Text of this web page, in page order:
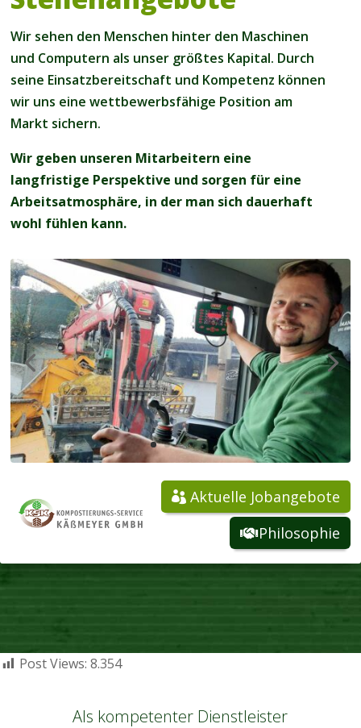
Wir sehen den Menschen hinter den Maschinen
und Computern als unser größtes Kapital. Durch
seine Einsatzbereitschaft und Kompetenz können
wir uns eine wettbewerbsfähige Position am
Markt sichern.
Wir geben unseren Mitarbeitern eine
langfristige Perspektive und sorgen für eine
Arbeitsatmosphäre, in der man sich dauerhaft
wohl fühlen kann.
Aktuelle Jobangebote
Philosophie
Post Views: 8.354
Als kompetenter Dienstleister